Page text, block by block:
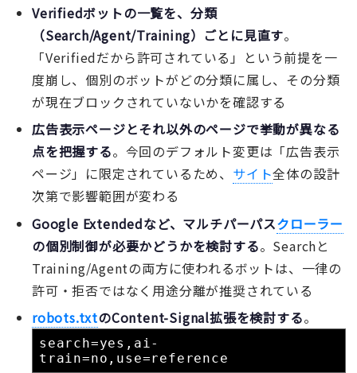
Verifiedボットの一覧を、分類
（Search/Agent/Training）ごとに見直す。
「Verifiedだから許可されている」という前提を一
度崩し、個別のボットがどの分類に属し、その分類
が現在ブロックされていないかを確認する
広告表示ページとそれ以外のページで挙動が異なる
点を把握する。今回のデフォルト変更は「広告表示
ページ」に限定されているため、 サイト全体の設計
次第で影響範囲が変わる
Google Extendedなど、マルチパーパスクローラー
の個別制御が必要かどうかを検討する。Searchと
Training/Agentの両方に使われるボットは、一律の
許可・拒否ではなく用途分離が推奨されている
robots.txtのContent-Signal拡張を検討する。
search=yes,ai-
train=no,use=reference